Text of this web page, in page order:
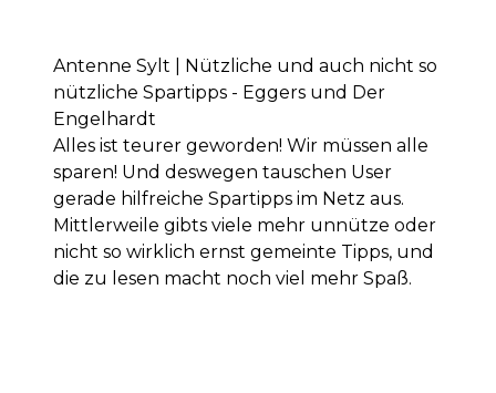
Antenne Sylt | Nützliche und auch nicht so
nützliche Spartipps - Eggers und Der
Engelhardt
Alles ist teurer geworden! Wir müssen alle
sparen! Und deswegen tauschen User
gerade hilfreiche Spartipps im Netz aus.
Mittlerweile gibts viele mehr unnütze oder
nicht so wirklich ernst gemeinte Tipps, und
die zu lesen macht noch viel mehr Spaß.